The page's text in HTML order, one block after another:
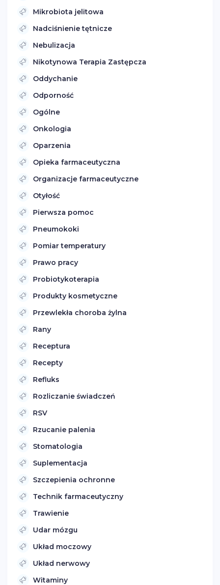
Mikrobiota jelitowa
Nadciśnienie tętnicze
Nebulizacja
Nikotynowa Terapia Zastępcza
Oddychanie
Odporność
Ogólne
Onkologia
Oparzenia
Opieka farmaceutyczna
Organizacje farmaceutyczne
Otyłość
Pierwsza pomoc
Pneumokoki
Pomiar temperatury
Prawo pracy
Probiotykoterapia
Produkty kosmetyczne
Przewlekła choroba żylna
Rany
Receptura
Recepty
Refluks
Rozliczanie świadczeń
RSV
Rzucanie palenia
Stomatologia
Suplementacja
Szczepienia ochronne
Technik farmaceutyczny
Trawienie
Udar mózgu
Układ moczowy
Układ nerwowy
Witaminy